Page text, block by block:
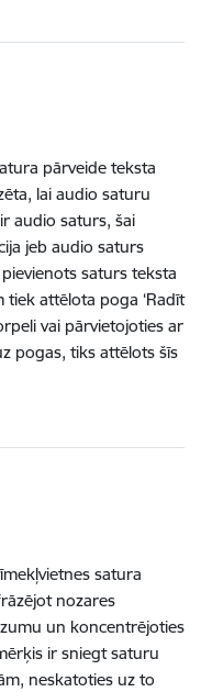
pārveide teksta
lai audio saturu
audio saturs, šai
jeb audio saturs
saturs teksta
attēlota poga ‘Radīt
vai pārvietojoties ar
pogas, tiks attēlots šīs
satura
nozares
un koncentrējoties
ir sniegt saturu
neskatoties uz to